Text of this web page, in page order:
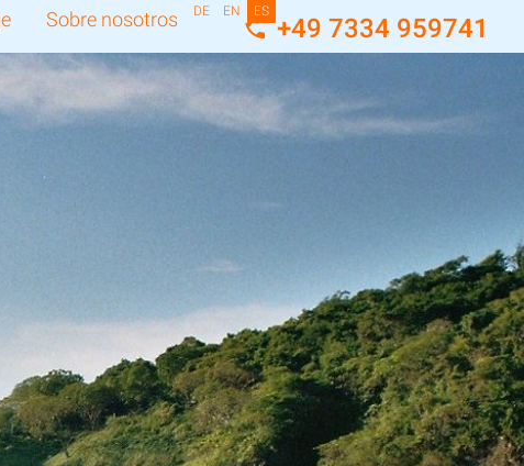
Sobre nosotros +49 7334 959741
DE EN ES